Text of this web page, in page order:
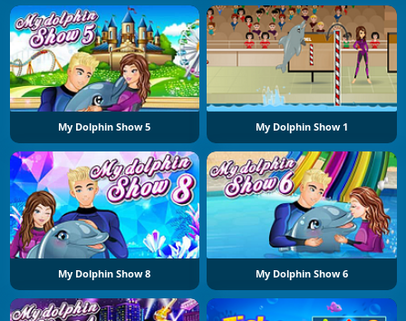
My Dolphin Show 5 My Dolphin Show 1
My Dolphin Show 8 My Dolphin Show 6